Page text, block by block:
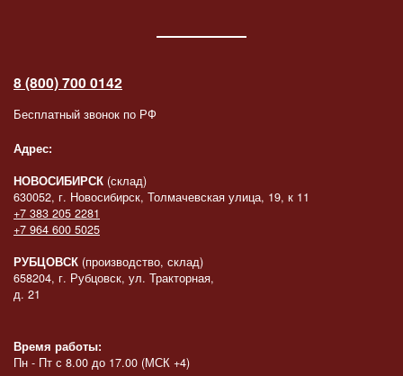
8 (800) 700 0142
Бесплатный звонок по РФ
Адрес:
НОВОСИБИРСК (склад)
630052, г. Новосибирск, Толмачевская улица, 19, к 11
+7 383 205 2281
+7 964 600 5025
РУБЦОВСК (производство, склад)
658204, г. Рубцовск, ул. Тракторная,
д. 21
Время работы:
Пн - Пт с 8.00 до 17.00 (МСК +4)